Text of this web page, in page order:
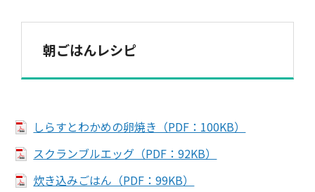
朝ごはんレシピ
しらすとわかめの卵焼き（PDF：100KB）
スクランブルエッグ（PDF：92KB）
炊き込みごはん（PDF：99KB）